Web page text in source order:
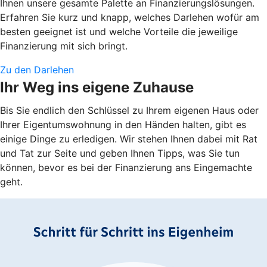
Ihnen unsere gesamte Palette an Finanzierungslösungen.
Erfahren Sie kurz und knapp, welches Darlehen wofür am
besten geeignet ist und welche Vorteile die jeweilige
Finanzierung mit sich bringt.
Zu den Darlehen
Ihr Weg ins eigene Zuhause
Bis Sie endlich den Schlüssel zu Ihrem eigenen Haus oder
Ihrer Eigentumswohnung in den Händen halten, gibt es
einige Dinge zu erledigen. Wir stehen Ihnen dabei mit Rat
und Tat zur Seite und geben Ihnen Tipps, was Sie tun
können, bevor es bei der Finanzierung ans Eingemachte
geht.